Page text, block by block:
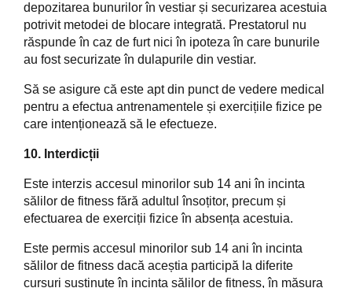
depozitarea bunurilor în vestiar și securizarea acestuia
potrivit metodei de blocare integrată. Prestatorul nu
răspunde în caz de furt nici în ipoteza în care bunurile
au fost securizate în dulapurile din vestiar.
Să se asigure că este apt din punct de vedere medical
pentru a efectua antrenamentele și exercițiile fizice pe
care intenționează să le efectueze.
10. Interdicții
Este interzis accesul minorilor sub 14 ani în incinta
sălilor de fitness fără adultul însoțitor, precum și
efectuarea de exerciții fizice în absența acestuia.
Este permis accesul minorilor sub 14 ani în incinta
sălilor de fitness dacă aceștia participă la diferite
cursuri susținute în incinta sălilor de fitness, în măsura